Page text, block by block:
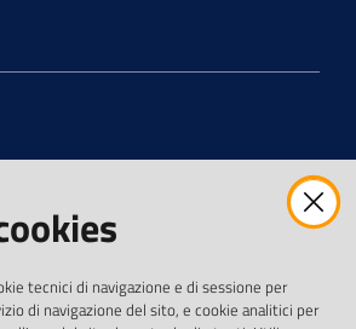
INTERCAM S.C.A.R.L.
tecnici di navigazione e di sessione per
di navigazione del sito, e cookie analitici per